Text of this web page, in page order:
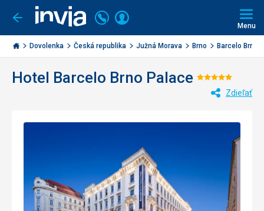
Ísť
späť
Invia.sk
Volajte
+421
2
3221
Prihlásiť
Menu
Dovolenka Česká republika Južná Morava Brno Barcelo Brno
Hotel Barcelo Brno Palace
5/5
Zdieľať